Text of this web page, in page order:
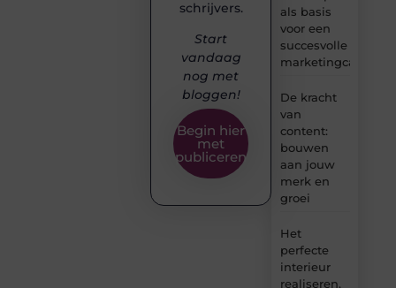
als basis
voor een
succesvolle
De kracht
van
content:
bouwen
aan jouw
merk en
groei
Het
perfecte
interieur
realiseren,
schrijvers.
Start
vandaag
nog met
bloggen!
Begin hier
met
publiceren